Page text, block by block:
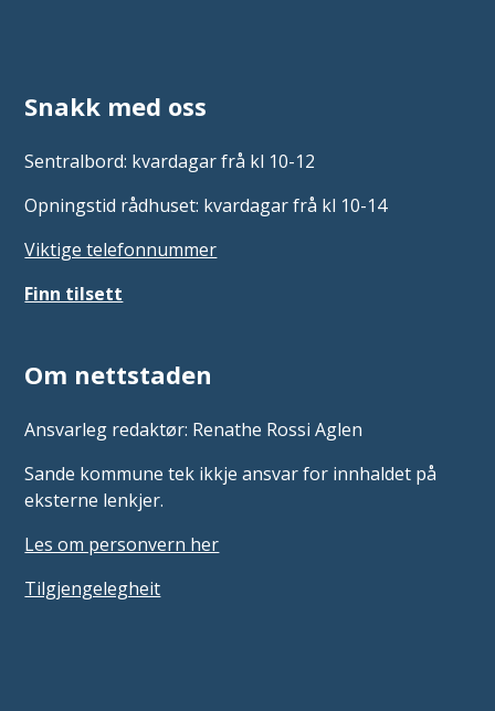
Snakk med oss
Sentralbord: kvardagar frå kl 10-12
Opningstid rådhuset: kvardagar frå kl 10-14
Viktige telefonnummer
Finn tilsett
Om nettstaden
Ansvarleg redaktør: Renathe Rossi Aglen
Sande kommune tek ikkje ansvar for innhaldet på
eksterne lenkjer.
Les om personvern her
Tilgjengelegheit